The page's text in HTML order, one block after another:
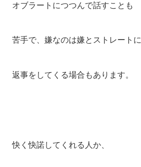
オブラートにつつんで話すことも
苦手で、嫌なのは嫌とストレートに
返事をしてくる場合もあります。
快く快諾してくれる人か、